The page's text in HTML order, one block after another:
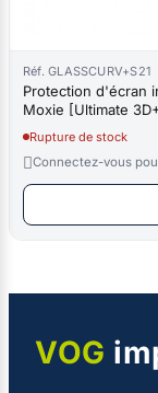
Réf. GLASSCURV+S21
Protection d'écran
Moxie [Ultimate
Rupture de stock
Connectez-vous
VOG